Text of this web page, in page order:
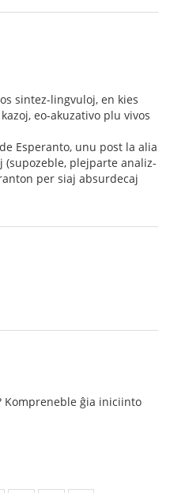
sintez-lingvuloj, en kies
eo-akuzativo plu vivos
Esperanto, unu post la alia
plejparte analiz-
per siaj absurdecaj
Kompreneble ĝia iniciinto